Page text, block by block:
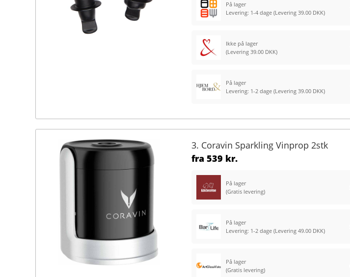
På lager
Levering: 1-4 dage (Levering 39.00 DKK)
Ikke på lager
(Levering 39.00 DKK)
På lager
Levering: 1-2 dage (Levering 39.00 DKK)
3. Coravin Sparkling Vinprop 2stk
fra 539 kr.
På lager
(Gratis levering)
På lager
Levering: 1-2 dage (Levering 49.00 DKK)
På lager
(Gratis levering)